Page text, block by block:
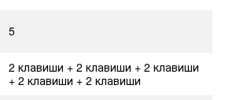
5
2 клавиши + 2 клавиши + 2 клавиши
+ 2 клавиши + 2 клавиши